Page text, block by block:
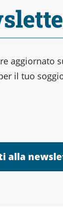
aggiornato
il tuo
alla